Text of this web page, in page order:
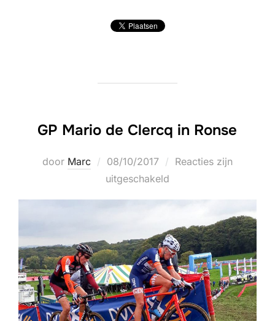
GP Mario de Clercq in Ronse
door Marc
Geplaatst
op
08/10/2017
Reacties zijn
uitgeschakeld